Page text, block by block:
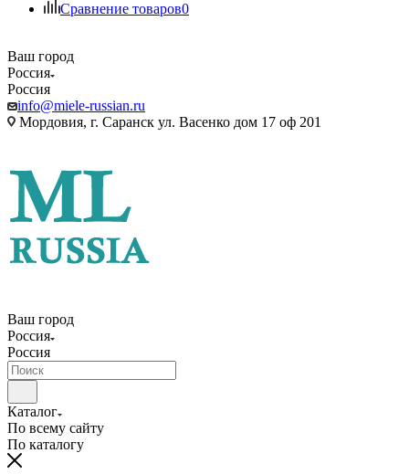
Сравнение товаров0
Ваш город
Россия
Россия
info@miele-russian.ru
Мордовия, г. Саранск ул. Васенко дом 17 оф 201
Ваш город
Россия
Россия
Каталог
По всему сайту
По каталогу